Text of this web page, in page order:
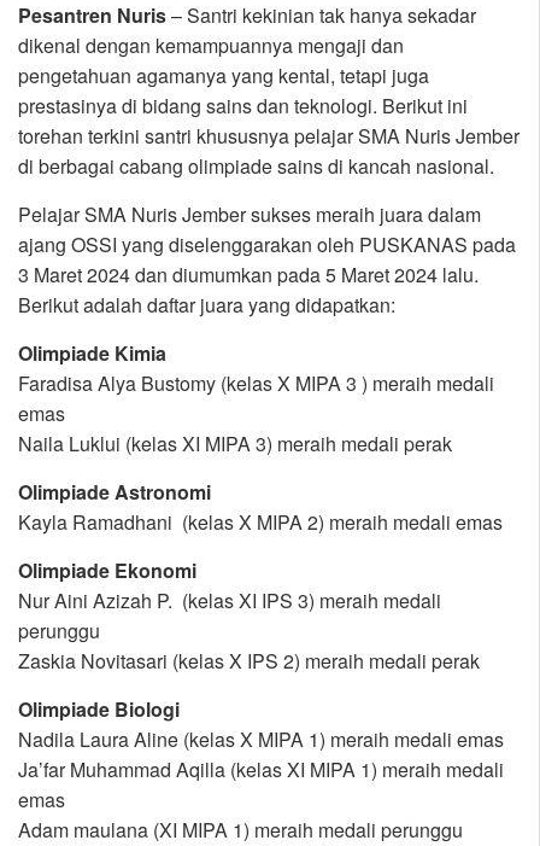
Pesantren Nuris– Santri kekinian tak hanya sekadar
dikenal dengan kemampuannya mengaji dan
pengetahuan agamanya yang kental, tetapi juga
prestasinya di bidang sains dan teknologi. Berikut ini
torehan terkini santri khususnya pelajar SMA Nuris Jember
di berbagai cabang olimpiade sains di kancah nasional.
Pelajar SMA Nuris Jember sukses meraih juara dalam
ajang OSSI yang diselenggarakan oleh PUSKANAS pada
3 Maret 2024 dan diumumkan pada 5 Maret 2024 lalu.
Berikut adalah daftar juara yang didapatkan:
Olimpiade Kimia
Faradisa Alya Bustomy (kelas X MIPA 3 ) meraih medali
emas
Naila Luklui (kelas XI MIPA 3) meraih medali perak
Olimpiade Astronomi
Kayla Ramadhani (kelas X MIPA 2) meraih medali emas
Olimpiade Ekonomi
Nur Aini Azizah P. (kelas XI IPS 3) meraih medali
perunggu
Zaskia Novitasari (kelas X IPS 2) meraih medali perak
Olimpiade Biologi
Nadila Laura Aline (kelas X MIPA 1) meraih medali emas
Ja’far Muhammad Aqilla (kelas XI MIPA 1) meraih medali
emas
Adam maulana (XI MIPA 1) meraih medali perunggu